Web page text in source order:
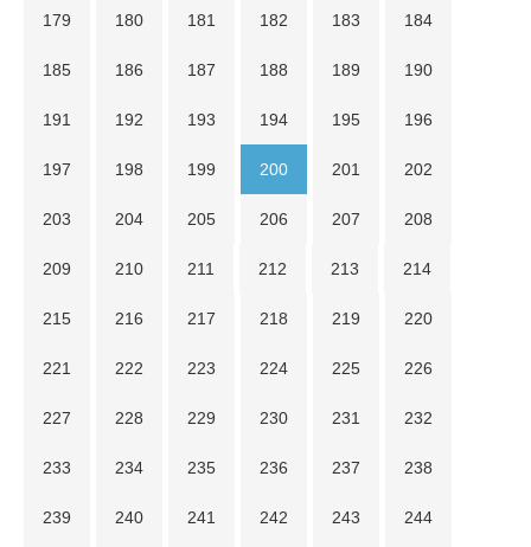
179 180 181 182 183 184
185 186 187 188 189 190
191 192 193 194 195 196
197 198 199 200 201 202
203 204 205 206 207 208
209 210 211 212 213 214
215 216 217 218 219 220
221 222 223 224 225 226
227 228 229 230 231 232
233 234 235 236 237 238
239 240 241 242 243 244